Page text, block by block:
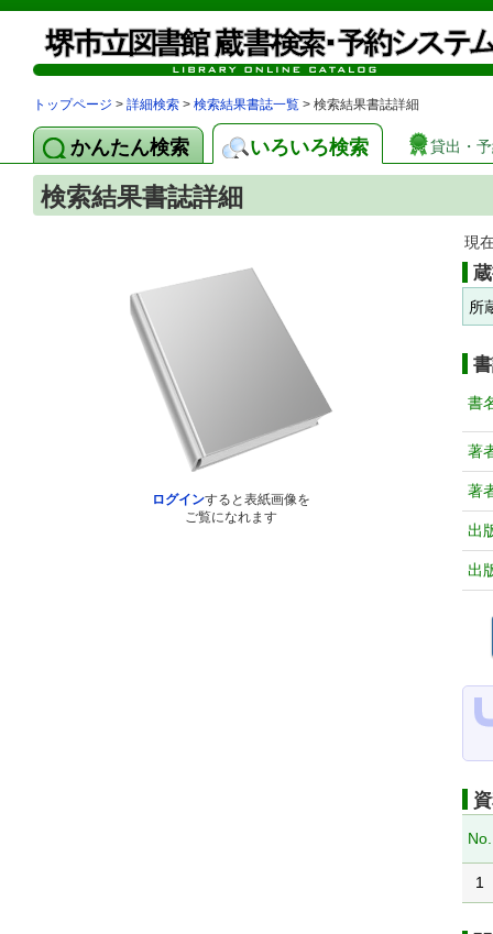
トップページ > 詳細検索 > 検索結果書誌一覧 > 検索結果書誌詳細
かんたん検索 いろいろ検索 貸出・
検索結果書誌詳細
ログインすると表紙画像を
ご覧になれます
現
所
書
著
著
出
出
No.
1